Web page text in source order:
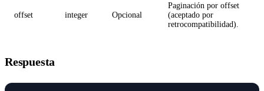
offset integer Opcional
Paginación por offset
(aceptado por
retrocompatibilidad).
Respuesta